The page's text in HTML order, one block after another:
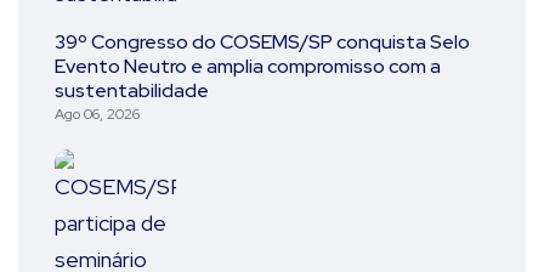
39º Congresso do COSEMS/SP conquista Selo
Evento Neutro e amplia compromisso com a
sustentabilidade
Ago 06, 2026